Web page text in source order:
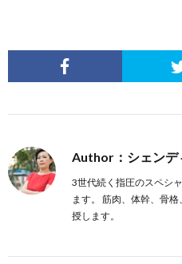
Author：シェンデ
3世代続く指圧のスペシ
ます。 筋肉、体幹、骨
授します。